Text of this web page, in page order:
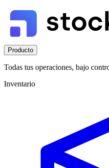
Producto
Todas tus operaciones, bajo
Inventario